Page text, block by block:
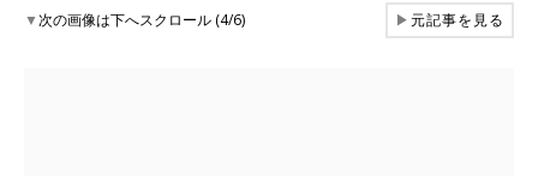
▼次の画像は下へスクロール (4/6) ▶元記事を見る